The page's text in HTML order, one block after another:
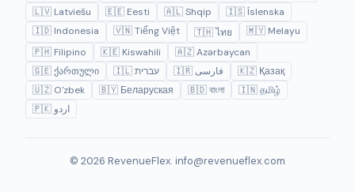
🇱🇻 Latviešu
🇪🇪 Eesti 🇦🇱 Shqip
🇮🇸 Íslenska
🇮🇩 Indonesia
🇻🇳 Tiếng Việt 🇹🇭 ไทย
🇲🇾 Melayu
🇵🇭 Filipino
🇰🇪 Kiswahili
🇦🇿 Azərbaycan
🇬🇪 ქართული
🇮🇱 עברית 🇮🇷 فارسی
🇰🇿 Қазақ
🇺🇿 O'zbek
🇧🇾 Беларуская 🇧🇩 বাংলা
🇮🇳 தமிழ்
🇵🇰 اردو
© 2026 RevenueFlex. info@revenueflex.com